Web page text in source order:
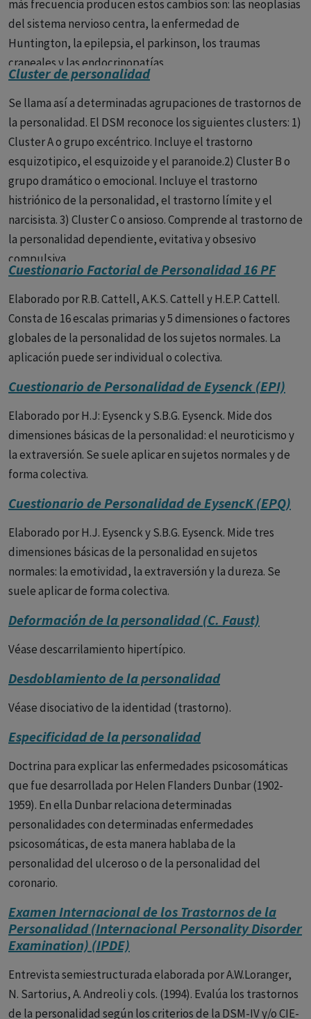
más frecuencia producen estos cambios son: las neoplasias
del sistema nervioso centra, la enfermedad de
Huntington, la epilepsia, el parkinson, los traumas
craneales y las endocrinopatías.
Cluster de personalidad
Se llama así a determinadas agrupaciones de trastornos de
la personalidad. El DSM reconoce los siguientes clusters: 1)
Cluster A o grupo excéntrico. Incluye el trastorno
esquizotipico, el esquizoide y el paranoide.2) Cluster B o
grupo dramático o emocional. Incluye el trastorno
histriónico de la personalidad, el trastorno límite y el
narcisista. 3) Cluster C o ansioso. Comprende al trastorno de
la personalidad dependiente, evitativa y obsesivo
compulsiva.
Cuestionario Factorial de Personalidad 16 PF
Elaborado por R.B. Cattell, A.K.S. Cattell y H.E.P. Cattell.
Consta de 16 escalas primarias y 5 dimensiones o factores
globales de la personalidad de los sujetos normales. La
aplicación puede ser individual o colectiva.
Cuestionario de Personalidad de Eysenck (EPI)
Elaborado por H.J: Eysenck y S.B.G. Eysenck. Mide dos
dimensiones básicas de la personalidad: el neuroticismo y
la extraversión. Se suele aplicar en sujetos normales y de
forma colectiva.
Cuestionario de Personalidad de EysencK (EPQ)
Elaborado por H.J. Eysenck y S.B.G. Eysenck. Mide tres
dimensiones básicas de la personalidad en sujetos
normales: la emotividad, la extraversión y la dureza. Se
suele aplicar de forma colectiva.
Deformación de la personalidad (C. Faust)
Véase descarrilamiento hipertípico.
Desdoblamiento de la personalidad
Véase disociativo de la identidad (trastorno).
Especificidad de la personalidad
Doctrina para explicar las enfermedades psicosomáticas
que fue desarrollada por Helen Flanders Dunbar (1902-
1959). En ella Dunbar relaciona determinadas
personalidades con determinadas enfermedades
psicosomáticas, de esta manera hablaba de la
personalidad del ulceroso o de la personalidad del
coronario.
Examen Internacional de los Trastornos de la
Personalidad (Internacional Personality Disorder
Examination) (IPDE)
Entrevista semiestructurada elaborada por A.W.Loranger,
N. Sartorius, A. Andreoli y cols. (1994). Evalúa los trastornos
de la personalidad según los criterios de la DSM-IV y/o CIE-